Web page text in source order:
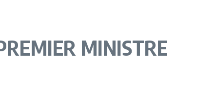
MINISTRE